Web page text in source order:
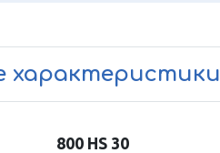
характеристики
800 HS 30